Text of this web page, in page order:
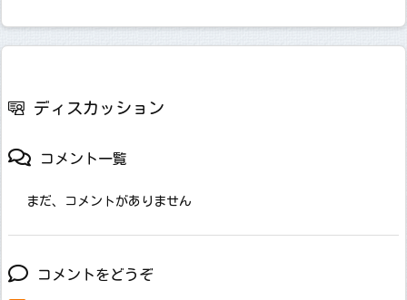
ディスカッション
コメント一覧
まだ、コメントがありません
コメントをどうぞ